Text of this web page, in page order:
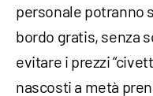
personale potranno
bordo gratis, senza
evitare i prezzi
nascosti a metà